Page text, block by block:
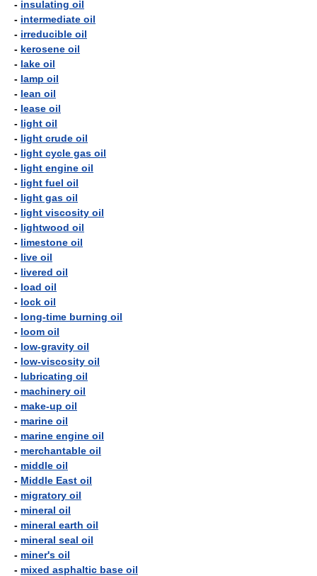
- insulating oil
- intermediate oil
- irreducible oil
- kerosene oil
- lake oil
- lamp oil
- lean oil
- lease oil
- light oil
- light crude oil
- light cycle gas oil
- light engine oil
- light fuel oil
- light gas oil
- light viscosity oil
- lightwood oil
- limestone oil
- live oil
- livered oil
- load oil
- lock oil
- long-time burning oil
- loom oil
- low-gravity oil
- low-viscosity oil
- lubricating oil
- machinery oil
- make-up oil
- marine oil
- marine engine oil
- merchantable oil
- middle oil
- Middle East oil
- migratory oil
- mineral oil
- mineral earth oil
- mineral seal oil
- miner's oil
- mixed asphaltic base oil